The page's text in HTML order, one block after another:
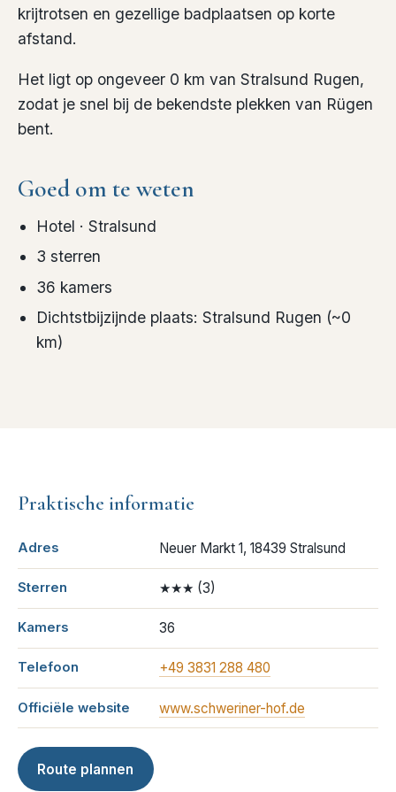
krijtrotsen en gezellige badplaatsen op korte
afstand.
Het ligt op ongeveer 0 km van Stralsund Rugen,
zodat je snel bij de bekendste plekken van Rügen
bent.
Goed om te weten
Hotel · Stralsund
3 sterren
36 kamers
Dichtstbijzijnde plaats: Stralsund Rugen (~0
km)
Praktische informatie
Adres Neuer Markt 1, 18439 Stralsund
Sterren ★★★ (3)
Kamers 36
Telefoon +49 3831 288 480
Officiële website www.schweriner-hof.de
Route plannen